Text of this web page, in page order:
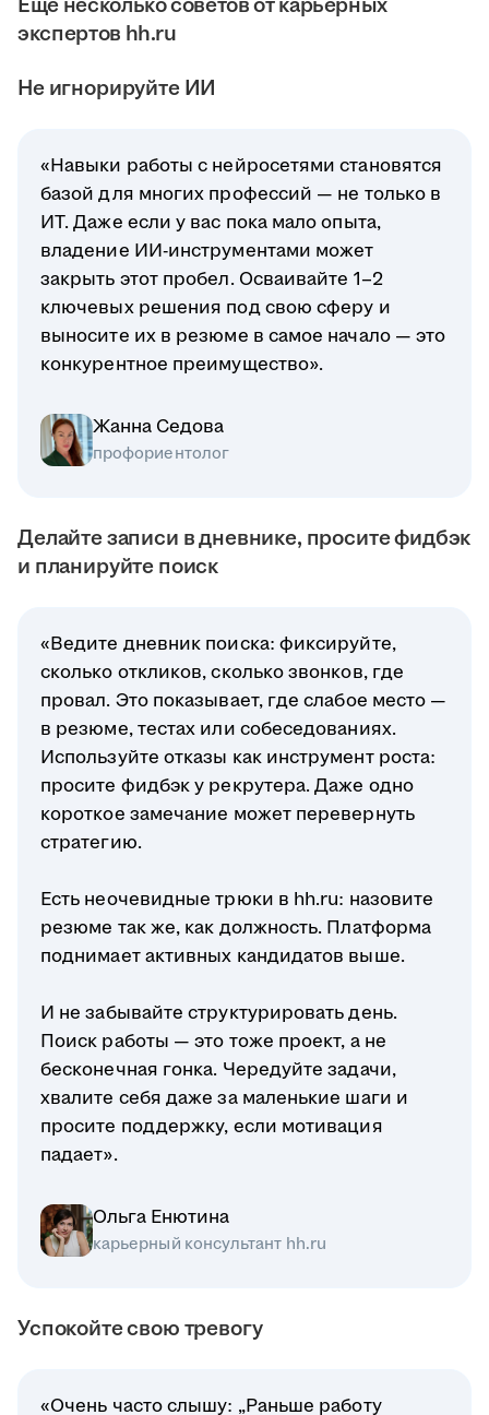
экспертов hh.ru
Не игнорируйте ИИ
«Навыки работы с нейросетями становятся
базой для многих профессий — не только в
ИТ. Даже если у вас пока мало опыта,
владение ИИ-инструментами может
закрыть этот пробел. Осваивайте 1–2
ключевых решения под свою сферу и
выносите их в резюме в самое начало — это
конкурентное преимущество».
Жанна Седова
профориентолог
Делайте записи в дневнике, просите фидбэк
и планируйте поиск
«Ведите дневник поиска: фиксируйте,
сколько откликов, сколько звонков, где
провал. Это показывает, где слабое место —
в резюме, тестах или собеседованиях.
Используйте отказы как инструмент роста:
просите фидбэк у рекрутера. Даже одно
короткое замечание может перевернуть
стратегию.
Есть неочевидные трюки в hh.ru: назовите
резюме так же, как должность. Платформа
поднимает активных кандидатов выше.
И не забывайте структурировать день.
Поиск работы — это тоже проект, а не
бесконечная гонка. Чередуйте задачи,
хвалите себя даже за маленькие шаги и
просите поддержку, если мотивация
падает».
Ольга Енютина
карьерный консультант hh.ru
Успокойте свою тревогу
«Очень часто слышу: „Раньше работу